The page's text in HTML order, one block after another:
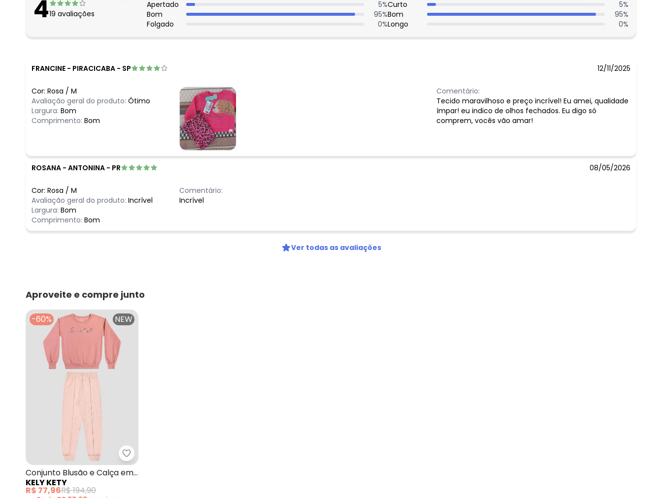
419 avaliações
Apertado
5%
Bom
95%
Folgado
0%
Curto
5%
Bom
95%
Longo
0%
FRANCINE - PIRACICABA - SP 12/11/2025
Cor: Rosa / M
Avaliação geral do produto: Ótimo
Largura: Bom
Comprimento: Bom
Comentário:
Tecido maravilhoso e preço incrível! Eu amei, qualidade
ímpar! eu indico de olhos fechados. Eu digo só
comprem, vocês vão amar!
ROSANA - ANTONINA - PR 08/05/2026
Cor: Rosa / M
Avaliação geral do produto: Incrível
Largura: Bom
Comprimento: Bom
Comentário:
Incrível
Ver todas as avaliações
Aproveite e compre junto
-60% NEW
Kely Kety - Conjunto Blusão e Calça em Moletom Rosa
Conjunto Blusão e Calça em
Moletom Rosa
KELY KETY
R$ 77,96R$ 194,90